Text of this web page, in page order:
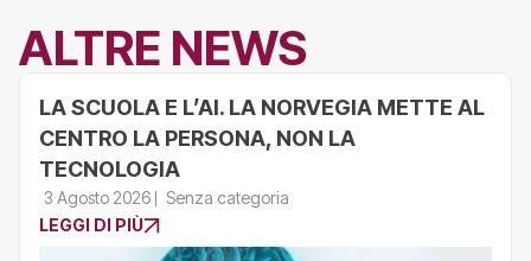
ALTRE NEWS
LA SCUOLA E L’AI. LA NORVEGIA METTE AL
CENTRO LA PERSONA, NON LA
TECNOLOGIA
3 Agosto 2026
Senza categoria
LEGGI DI PIÙ